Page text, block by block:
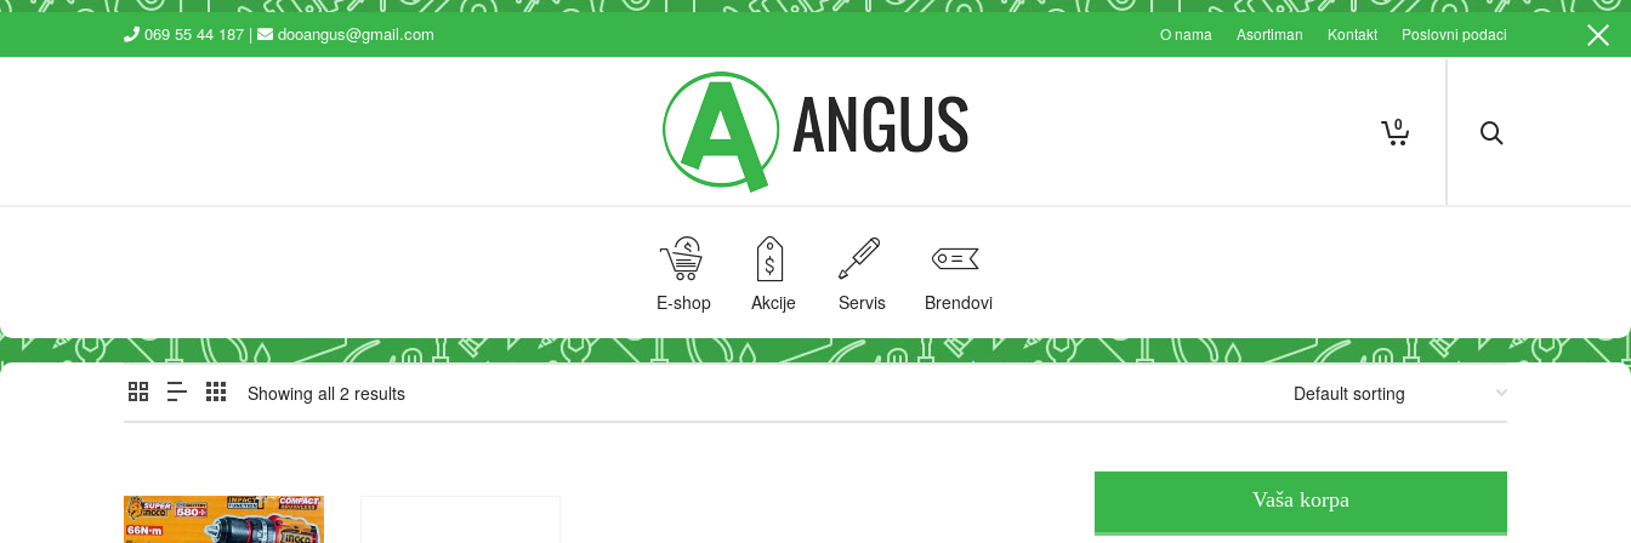
069 55 44 187 | dooangus@gmail.com O nama Asortiman Kontakt Poslovni podaci
0
E-shop Akcije Servis Brendovi
Showing all 2 results
Vaša korpa